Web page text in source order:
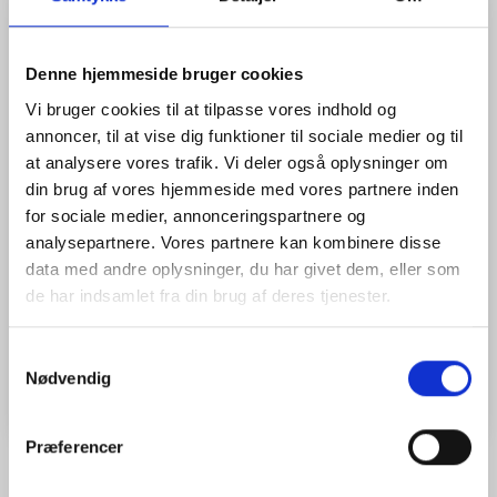
Denne hjemmeside bruger cookies
Vi bruger cookies til at tilpasse vores indhold og
annoncer, til at vise dig funktioner til sociale medier og til
at analysere vores trafik. Vi deler også oplysninger om
din brug af vores hjemmeside med vores partnere inden
for sociale medier, annonceringspartnere og
analysepartnere. Vores partnere kan kombinere disse
data med andre oplysninger, du har givet dem, eller som
de har indsamlet fra din brug af deres tjenester.
Nødvendig
Præferencer
reflektivitet, 0 klx) / 190 m (10 % reflektivitet, 100
scan: FOV 70.4° * 77.2°
240 kHz (240.000 punkter i sekundet) i single-echo
og dual-echo.
1” CMOS-sensor på 20MP der giver farveinformation
i realtid til punktskyen under scanningsprocessen.
Integreret IMU. ( Inertial Measurement Unit )
Mere information
Model/varenr.:
480480
Vægt: 2 kg